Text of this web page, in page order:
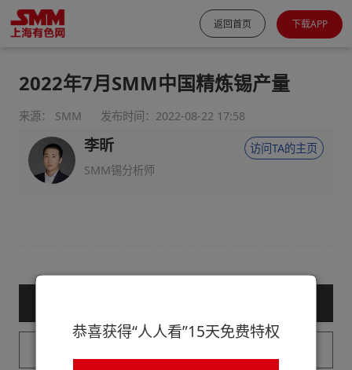
返回首页 下载APP
2022年7月SMM中国精炼锡产量
来源： SMM 发布时间：2022-08-22 17:58
李昕
SMM锡分析师
访问TA的主页
恭喜获得“人人看”15天免费特权